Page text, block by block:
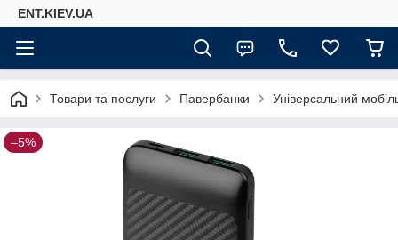
ENT.KIEV.UA
Товари та послуги Павербанки Універсальний
–5%